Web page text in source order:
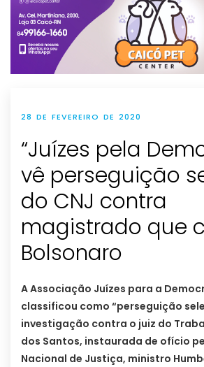
28 DE FEVEREIRO DE 2020
“Juízes pela
vê perseguição
do CNJ contra
magistrado que
Bolsonaro
A Associação Juízes para a
classificou como “perseguição
investigação contra o juiz do
dos Santos, instaurada de ofício
Nacional de Justiça, ministro